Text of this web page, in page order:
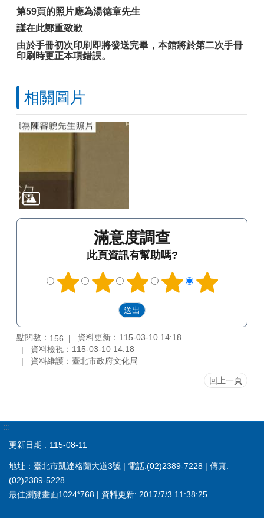
第59頁的照片應為湯德章先生
謹在此鄭重致歉
由於手冊初次印刷即將發送完畢，本館將於第二次手冊
印刷時更正本項錯誤。
相關圖片
滿意度調查
此頁資訊有幫助嗎?
點閱數： 156
資料更新：115-03-10 14:18
資料檢視：115-03-10 14:18
資料維護：臺北市政府文化局
回上一頁
:::
更新日期 115-08-11
地址：臺北市凱達格蘭大道3號 | 電話:(02)2389-7228 | 傳真:
(02)2389-5228
最佳瀏覽畫面1024*768 | 資料更新: 2017/7/3 11:38:25